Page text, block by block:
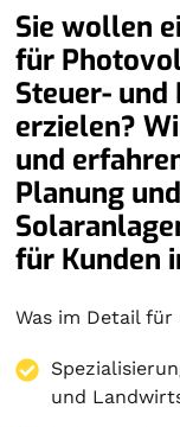
Sie wollen
für
Steuer-
erzielen?
und
Planung
für Kunden
Was im Detail
und